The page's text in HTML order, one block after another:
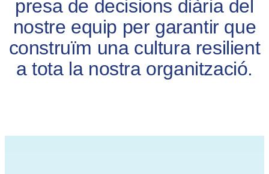
presa de decisions diària del
nostre equip per garantir que
construïm una cultura resilient
a tota la nostra organització.